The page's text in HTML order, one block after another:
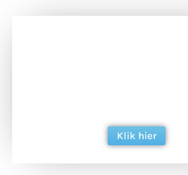
Klik hier